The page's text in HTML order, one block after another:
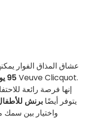
عشاق المذاق الفوار
95 يورو
إنها فرصة رائعة
يتوفر أيضًا برنش
واختيار بين